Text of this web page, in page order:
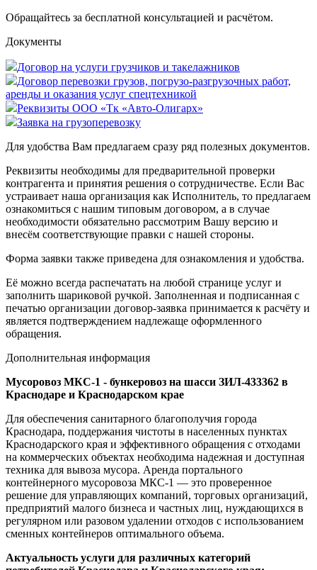
Обращайтесь за бесплатной консультацией и расчётом.
Документы
Договор на услуги грузчиков и такелажников
Договор перевозки грузов, погрузо-разгрузочных работ,
аренды и оказания услуг спецтехникой
Реквизиты ООО «Тк «Авто-Олигарх»
Заявка на грузоперевозку
Для удобства Вам предлагаем сразу ряд полезных документов.
Реквизиты необходимы для предварительной проверки
контрагента и принятия решения о сотрудничестве. Если Вас
устраивает наша организация как Исполнитель, то предлагаем
ознакомиться с нашим типовым договором, а в случае
необходимости обязательно рассмотрим Вашу версию и
внесём соответствующие правки с нашей стороны.
Форма заявки также приведена для ознакомления и удобства.
Её можно всегда распечатать на любой странице услуг и
заполнить шариковой ручкой. Заполненная и подписанная с
печатью организации договор-заявка принимается к расчёту и
является подтверждением надлежаще оформленного
обращения.
Дополнительная информация
Мусоровоз МКС-1 - бункеровоз на шасси ЗИЛ-433362 в
Краснодаре и Краснодарском крае
Для обеспечения санитарного благополучия города
Краснодара, поддержания чистоты в населенных пунктах
Краснодарского края и эффективного обращения с отходами
на коммерческих объектах необходима надежная и доступная
техника для вывоза мусора. Аренда портального
контейнерного мусоровоза МКС-1 — это проверенное
решение для управляющих компаний, торговых организаций,
предприятий малого бизнеса и частных лиц, нуждающихся в
регулярном или разовом удалении отходов с использованием
сменных контейнеров оптимального объема.
Актуальность услуги для различных категорий